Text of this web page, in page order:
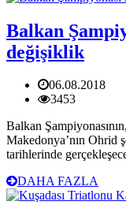
Balkan
değişiklik
06.08.2018
3453
Balkan
Makedonya’nın Ohrid
tarihlerinde
DAHA FAZLA